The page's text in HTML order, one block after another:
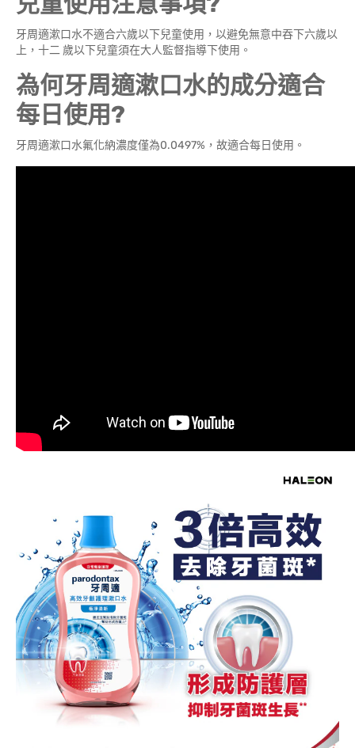
牙周適漱口水不適合六歲以下兒童使用，以避免無意中吞下六歲以
上，十二 歲以下兒童須在大人監督指導下使用。
為何牙周適漱口水的成分適合
每日使用?
牙周適漱口水氟化納濃度僅為0.0497%，故適合每日使用。